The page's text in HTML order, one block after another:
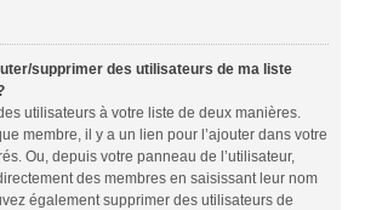
supprimer des utilisateurs de ma liste
utilisateurs à votre liste de deux manières.
membre, il y a un lien pour l’ajouter dans votre
Ou, depuis votre panneau de l’utilisateur,
des membres en saisissant leur nom
également supprimer des utilisateurs de